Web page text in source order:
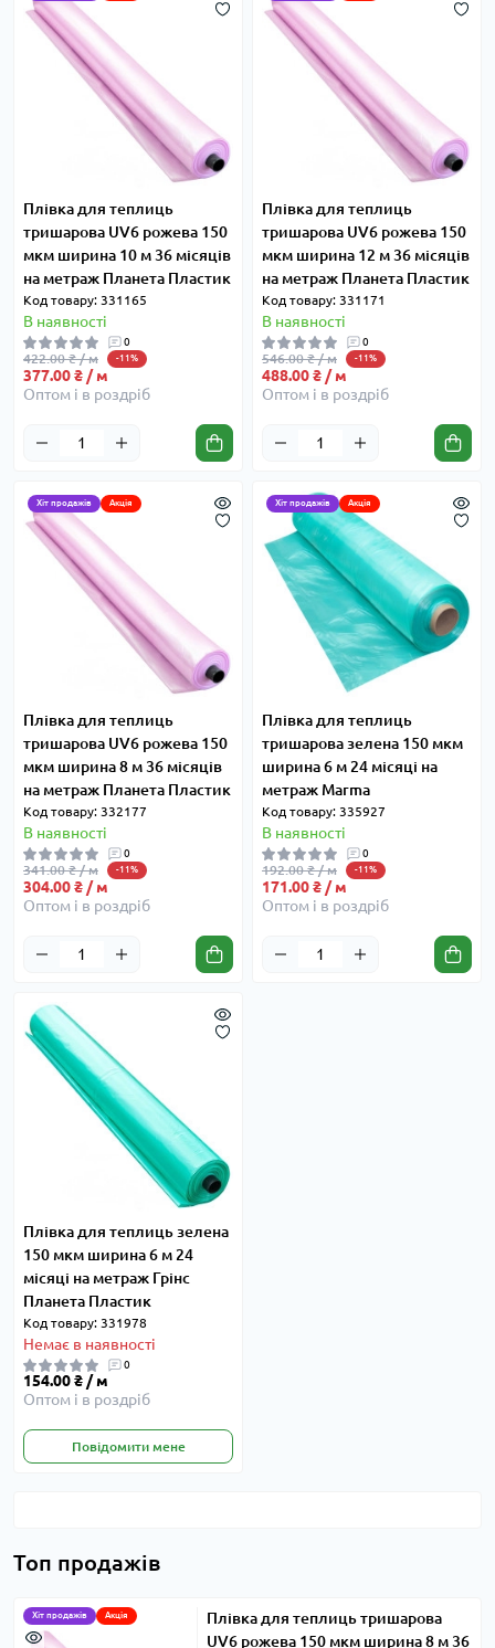
Плівка для теплиць
тришарова UV6 рожева 150
мкм ширина 10 м 36 місяців
на метраж Планета Пластик
Код товару: 331165
В наявності
0
422.00 ₴ / м -11%
377.00 ₴ / м
Оптом і в роздріб
Плівка для теплиць
тришарова UV6 рожева 150
мкм ширина 12 м 36 місяців
на метраж Планета Пластик
Код товару: 331171
В наявності
0
546.00 ₴ / м -11%
488.00 ₴ / м
Оптом і в роздріб
Хіт продажів Акція
Плівка для теплиць
тришарова UV6 рожева 150
мкм ширина 8 м 36 місяців
на метраж Планета Пластик
Код товару: 332177
В наявності
0
341.00 ₴ / м -11%
304.00 ₴ / м
Оптом і в роздріб
Хіт продажів Акція
Плівка для теплиць
тришарова зелена 150 мкм
ширина 6 м 24 місяці на
метраж Marma
Код товару: 335927
В наявності
0
192.00 ₴ / м -11%
171.00 ₴ / м
Оптом і в роздріб
Плівка для теплиць зелена
150 мкм ширина 6 м 24
місяці на метраж Грінс
Планета Пластик
Код товару: 331978
Немає в наявності
0
154.00 ₴ / м
Оптом і в роздріб
Повідомити мене
Топ продажів
Хіт продажів Акція
Плівка для теплиць тришарова
UV6 рожева 150 мкм ширина 8 м 36